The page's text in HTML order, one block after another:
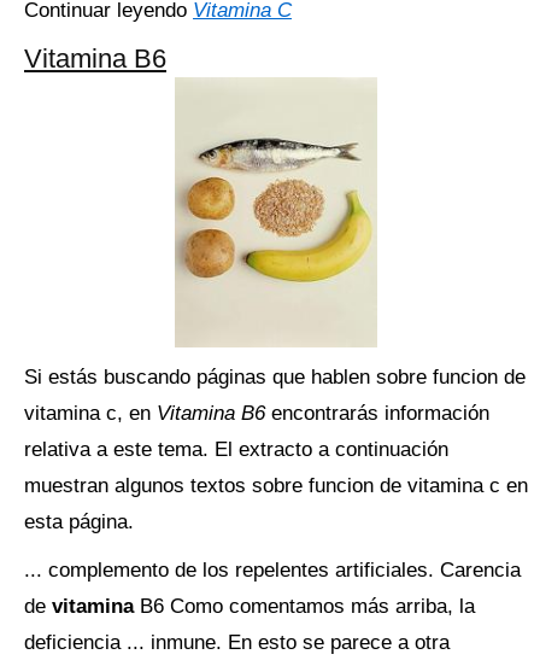
Continuar leyendo Vitamina C
Vitamina B6
Si estás buscando páginas que hablen sobre funcion de
vitamina c, en Vitamina B6encontrarás información
relativa a este tema. El extracto a continuación
muestran algunos textos sobre funcion de vitamina c en
esta página.
... complemento de los repelentes artificiales. Carencia
de vitamina B6 Como comentamos más arriba, la
deficiencia ... inmune. En esto se parece a otra